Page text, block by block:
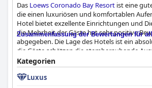
Das Loews Coronado Bay Resort ist eine
die einen luxuriösen und komfortablen
Hotel bietet exzellente Einrichtungen und
die Mehrheit der Gäste hat sehr positive
abgegeben. Die Lage des Hotels ist ein
die Gäste schätzen die atemberaubende
freundlichen Service. Während einige Gäste
Sauberkeit oder dem Rauchgeruch in ihren
gab es bei der Mehrheit keine Beschwerden.
Zusammenfassung der Bewertungen für
Kategorien
Luxus